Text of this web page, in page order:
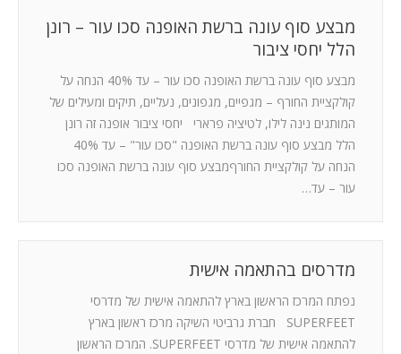
מבצע סוף עונה ברשת האופנה סכו עור – רונן
הלל יחסי ציבור
מבצע סוף עונה ברשת האופנה סכו עור – עד 40% הנחה על
קולקציית החורף – מגפיים, מגפונים, נעליים, תיקים ומעילים של
המותגים נינה לילו, לטיציה פרארי יחסי ציבור אופנה זה רונן
הלל מבצע סוף עונה ברשת האופנה "סכו עור" – עד 40%
הנחה על קולקציית החורףמבצע סוף עונה ברשת האופנה סכו
עור – עד…
מדרסים בהתאמה אישית
נפתח המרכז הראשון בארץ להתאמה אישית של מדרסי
SUPERFEET חברת גרביטי השיקה מרכז ראשון בארץ
להתאמה אישית של מדרסי SUPERFEET. המרכז הראשון